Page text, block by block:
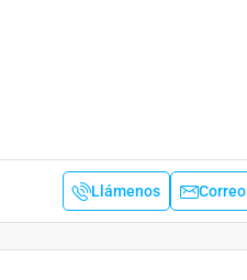
Llámenos Correo